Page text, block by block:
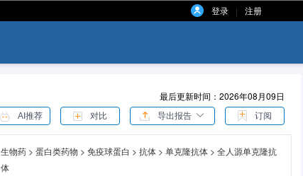
登录 | 注册
最后更新时间：2026年08月09日
AI推荐 对比 导出报告 订阅
生物药 > 蛋白类药物 > 免疫球蛋白 > 抗体 > 单克隆抗体 > 全人源单克隆抗
体